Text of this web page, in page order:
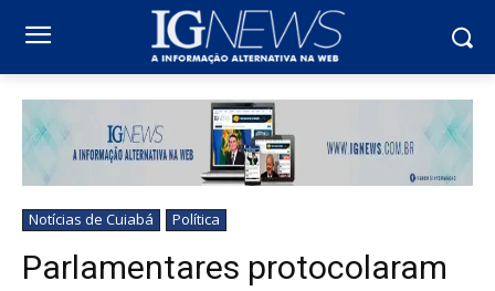
Notícias de Cuiabá Política
Parlamentares protocolaram